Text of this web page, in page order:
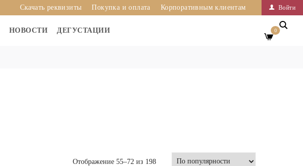
Войти
Скачать реквизиты Покупка и оплата Корпоративным клиентам
НОВОСТИ ДЕГУСТАЦИИ 0
Отображение 55–72 из 198